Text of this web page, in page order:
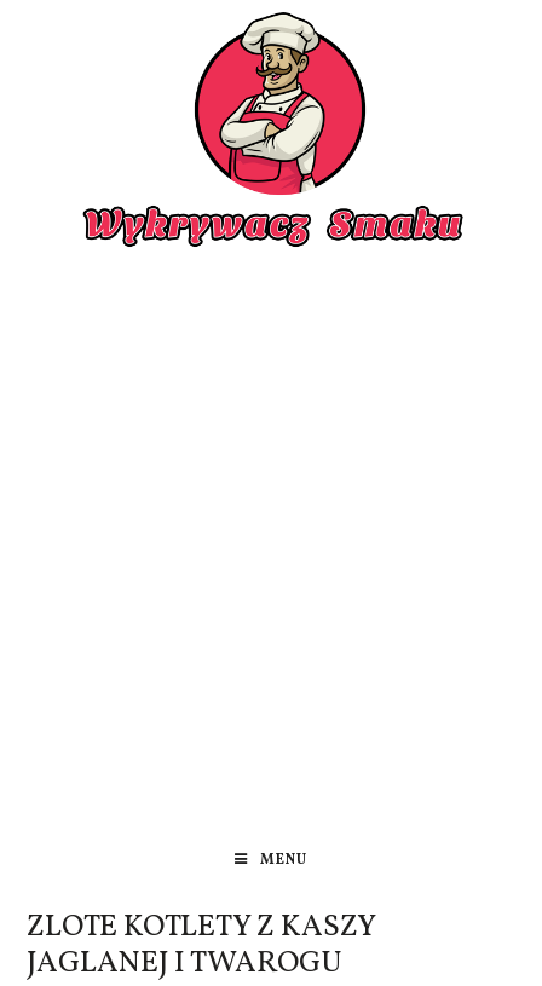
MENU
ZLOTE KOTLETY Z KASZY
JAGLANEJ I TWAROGU